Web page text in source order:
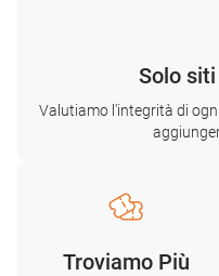
Solo
Valutiamo l'integrità di
Troviamo Più